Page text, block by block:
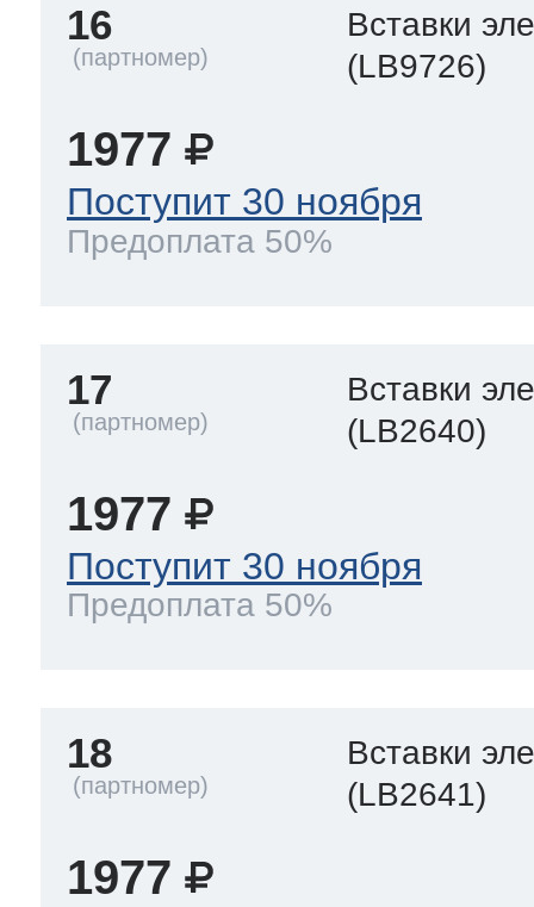
16
Вставки
(LB9726)
1977
Поступит 30 ноября
Предоплата 50%
17
Вставки
(LB2640)
1977
Поступит 30 ноября
Предоплата 50%
18
Вставки
(LB2641)
1977